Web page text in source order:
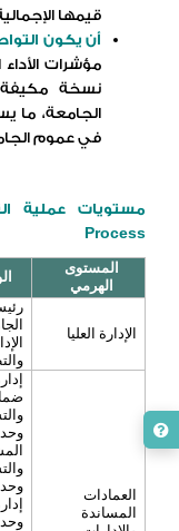
قيمها
أن يكون
مؤشرات
نسخة
الجامعة، ما
في عموم
مستويات عملية
Process
المستوى
الهرمي
الإدارة العليا
العمادات
المساندة